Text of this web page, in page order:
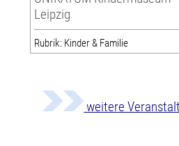
Leipzig
Rubrik: Kinder & Familie
weitere